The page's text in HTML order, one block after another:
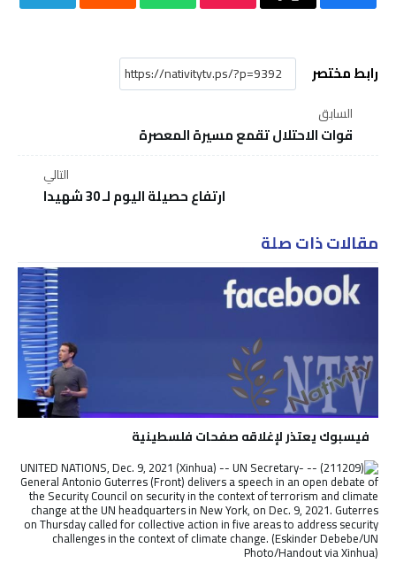
رابط مختصر
السابق
قوات الاحتلال تقمع مسيرة المعصرة
التالي
ارتفاع حصيلة اليوم لـ 30 شهيدا
مقالات ذات صلة
فيسبوك يعتذر لإغلاقه صفحات فلسطينية